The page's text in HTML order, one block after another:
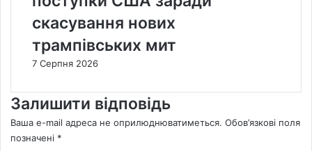
скасування нових
трампівських мит
7 Серпня 2026
Залишити відповідь
Ваша e-mail адреса не оприлюднюватиметься. Обов’язкові поля
позначені *